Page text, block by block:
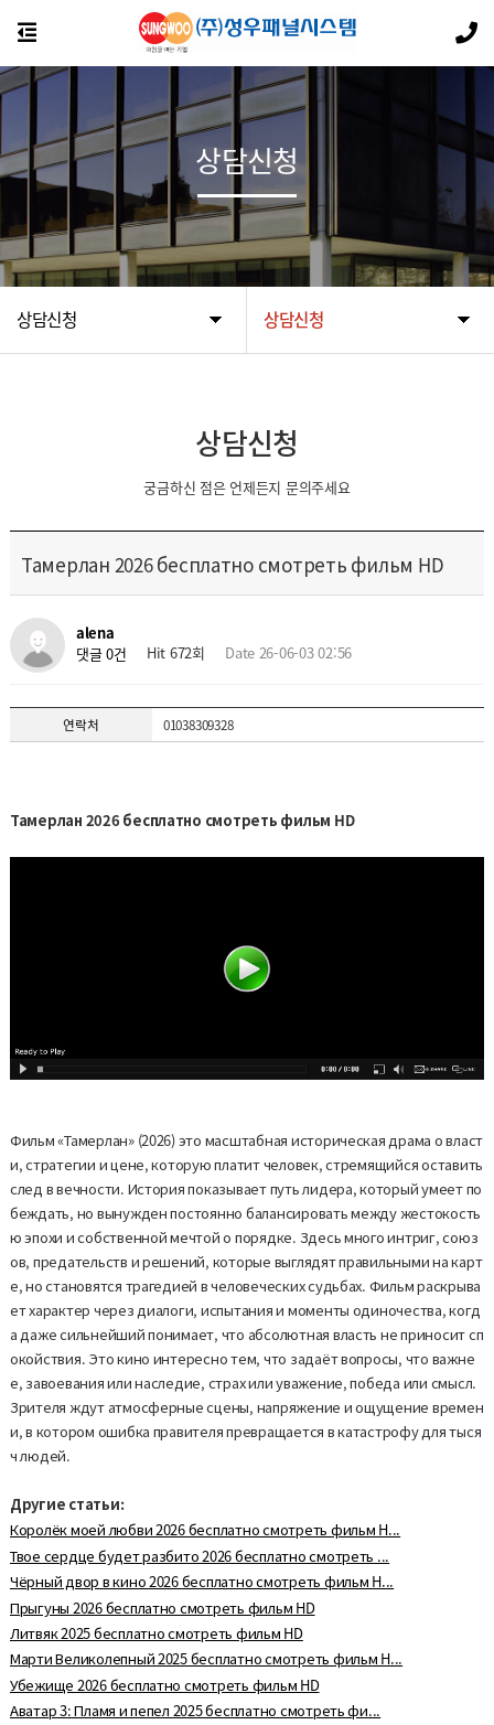
상담신청 상담신청
상담신청
상담신청
궁금하신 점은 언제든지 문의주세요
Тамерлан 2026 бесплатно смотреть фильм HD
alena
댓글 0건
Hit 672회 Date 26-06-03 02:56
연락처 01038309328
Тамерлан 2026 бесплатно смотреть фильм HD
Фильм «Тамерлан» (2026) это масштабная историческая драма о власт
и, стратегии и цене, которую платит человек, стремящийся оставить
след в вечности. История показывает путь лидера, который умеет по
беждать, но вынужден постоянно балансировать между жестокость
ю эпохи и собственной мечтой о порядке. Здесь много интриг, союз
ов, предательств и решений, которые выглядят правильными на карт
е, но становятся трагедией в человеческих судьбах. Фильм раскрыва
ет характер через диалоги, испытания и моменты одиночества, когд
а даже сильнейший понимает, что абсолютная власть не приносит сп
окойствия. Это кино интересно тем, что задаёт вопросы, что важне
е, завоевания или наследие, страх или уважение, победа или смысл.
Зрителя ждут атмосферные сцены, напряжение и ощущение времен
и, в котором ошибка правителя превращается в катастрофу для тыся
ч людей.
Другие статьи:
Королёк моей любви 2026 бесплатно смотреть фильм H...
Твое сердце будет разбито 2026 бесплатно смотреть ...
Чёрный двор в кино 2026 бесплатно смотреть фильм H...
Прыгуны 2026 бесплатно смотреть фильм HD
Литвяк 2025 бесплатно смотреть фильм HD
Марти Великолепный 2025 бесплатно смотреть фильм H...
Убежище 2026 бесплатно смотреть фильм HD
Аватар 3: Пламя и пепел 2025 бесплатно смотреть фи...